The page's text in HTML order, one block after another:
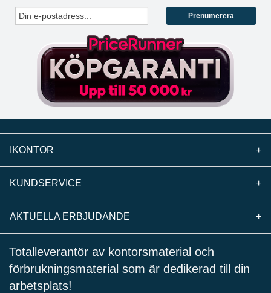
Prenumerera
IKONTOR +
KUNDSERVICE +
AKTUELLA ERBJUDANDE +
Totalleverantör av kontorsmaterial och
förbrukningsmaterial som är dedikerad till din
arbetsplats!